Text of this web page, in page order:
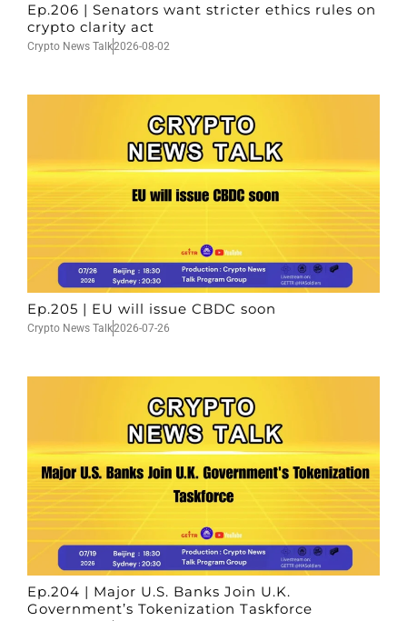
Ep.206 | Senators want stricter ethics rules on
crypto clarity act
Crypto News Talk2026-08-02
Ep.205 | EU will issue CBDC soon
Crypto News Talk2026-07-26
Ep.204 | Major U.S. Banks Join U.K.
Government’s Tokenization Taskforce